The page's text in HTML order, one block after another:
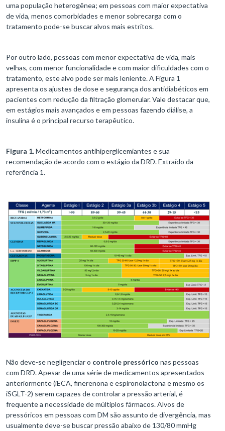
uma população heterogênea; em pessoas com maior expectativa
de vida, menos comorbidades e menor sobrecarga com o
tratamento pode-se buscar alvos mais estritos.
Por outro lado, pessoas com menor expectativa de vida, mais
velhas, com menor funcionalidade e com maior dificuldades com o
tratamento, este alvo pode ser mais leniente. A Figura 1
apresenta os ajustes de dose e segurança dos antidiabéticos em
pacientes com redução da filtração glomerular. Vale destacar que,
em estágios mais avançados e em pessoas fazendo diálise, a
insulina é o principal recurso terapêutico.
Figura 1.Medicamentos antihiperglicemiantes e sua
recomendação de acordo com o estágio da DRD. Extraído da
referência 1.
Não deve-se negligenciar o controle pressórico nas pessoas
com DRD. Apesar de uma série de medicamentos apresentados
anteriormente (iECA, finerenona e espironolactona e mesmo os
iSGLT-2) serem capazes de controlar a pressão arterial, é
frequente a necessidade de múltiplos fármacos. Alvos de
pressóricos em pessoas com DM são assunto de divergência, mas
usualmente deve-se buscar pressão abaixo de 130/80 mmHg